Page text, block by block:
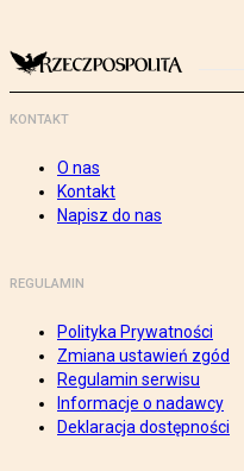
KONTAKT
O nas
Kontakt
Napisz do nas
REGULAMIN
Polityka Prywatności
Zmiana ustawień zgód
Regulamin serwisu
Informacje o nadawcy
Deklaracja dostępności